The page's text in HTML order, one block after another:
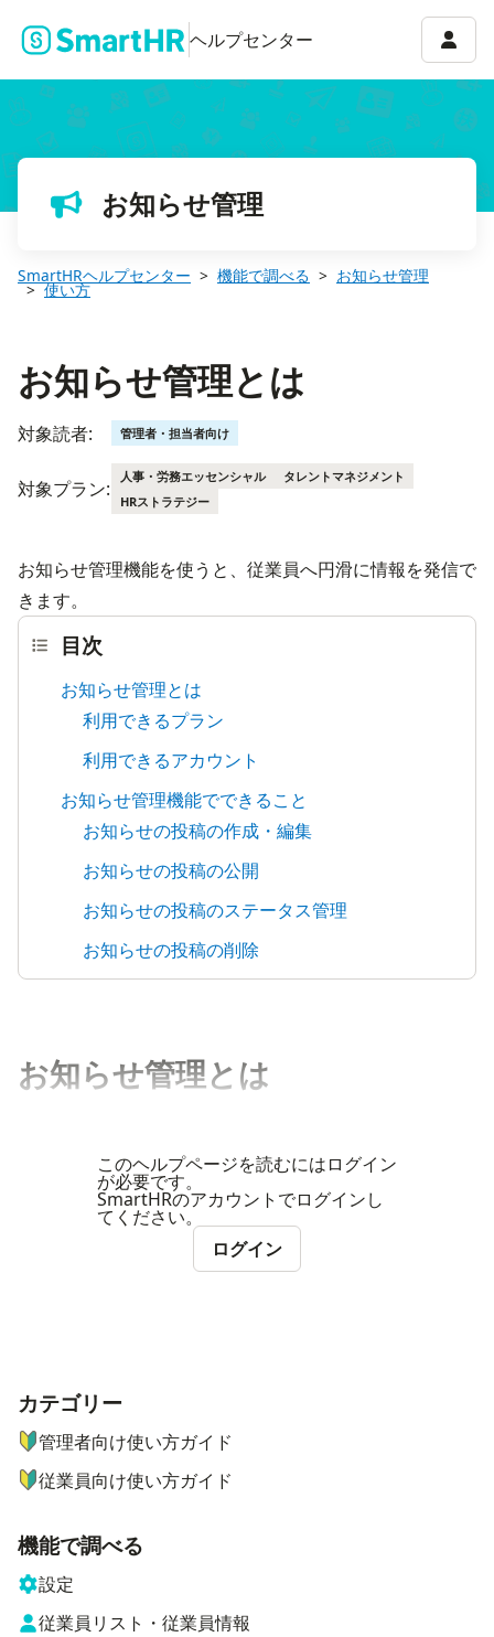
ヘルプセンター アカ
お知らせ管理
SmartHRヘルプセンター 機能で調べる お知らせ管理
使い方
お知らせ管理とは
対象読者: 管理者・担当者向け
対象プラン:
人事・労務エッセンシャル
タレントマネジメント
HRストラテジー
お知らせ管理機能を使うと、従業員へ円滑に情報を発信で
きます。
目次
お知らせ管理とは
利用できるプラン
利用できるアカウント
お知らせ管理機能でできること
お知らせの投稿の作成・編集
お知らせの投稿の公開
お知らせの投稿のステータス管理
お知らせの投稿の削除
お知らせ管理とは
このヘルプページを読むにはログイン
が必要です。
SmartHRのアカウントでログインし
てください。
ログイン
ナビゲーションメニュー
カテゴリー
管理者向け使い方ガイド
従業員向け使い方ガイド
機能で調べる
設定
従業員リスト・従業員情報